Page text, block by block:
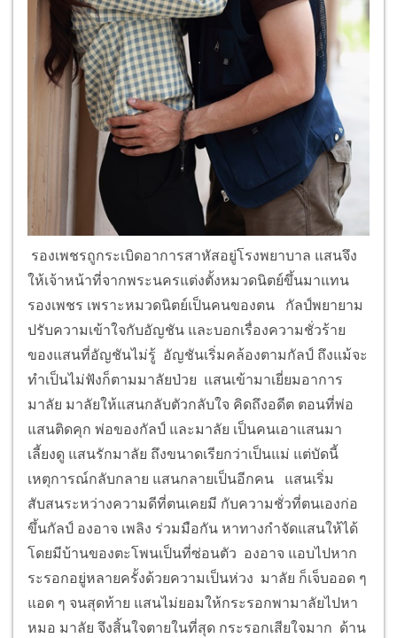
รองเพชรถูกระเบิดอาการสาหัสอยู่โรงพยาบาล แสนจึง
ให้เจ้าหน้าที่จากพระนครแต่งตั้งหมวดนิตย์ขึ้นมาแทน
รองเพชร เพราะหมวดนิตย์เป็นคนของตน กัลป์พยายาม
ปรับความเข้าใจกับอัญชัน และบอกเรื่องความชั่วร้าย
ของแสนที่อัญชันไม่รู้ อัญชันเริ่มคล้องตามกัลป์ ถึงแม้จะ